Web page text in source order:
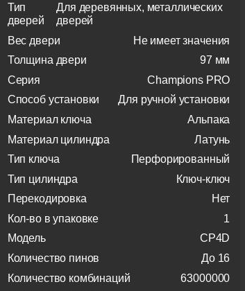
Тип
дверей
Для деревянных, металлических
дверей
Вес двери
Не имеет значения
Толщина двери
97 мм
Серия
Champions PRO
Способ установки
Для ручной установки
Материал ключа
Альпака
Материал цилиндра
Латунь
Тип ключа
Перфорированный
Тип цилиндра
Ключ-ключ
Перекодировка
Нет
Кол-во в упаковке
1
Модель
CP4D
Количество пинов
До 16
Количество комбинаций
63000000